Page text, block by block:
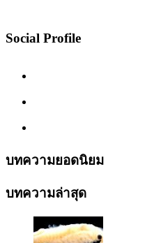
Social Profile
บทความยอดนิยม
บทความล่าสุด